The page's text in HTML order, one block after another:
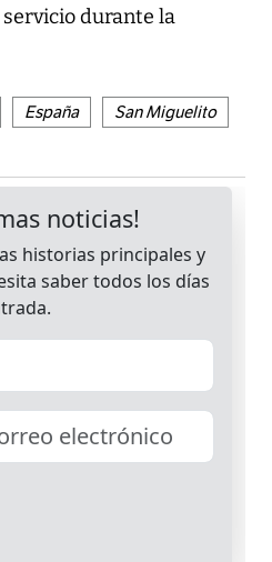
durante la
España
San Miguelito